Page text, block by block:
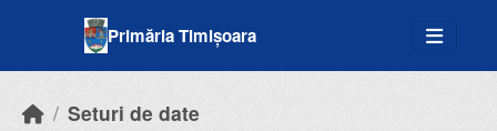
Primăria Timișoara
Seturi de date